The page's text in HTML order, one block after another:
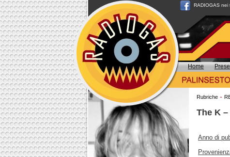
RADIOGAS nei
Home
Rubriche -
The K
Anno di